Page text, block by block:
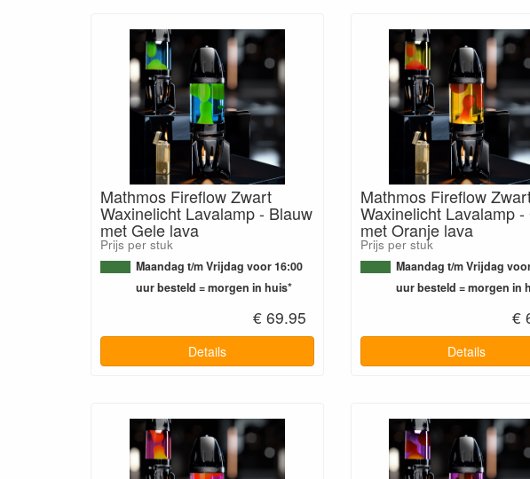
Mathmos Fireflow Zwart
Waxinelicht Lavalamp - Blauw
met Gele lava
Prijs per stuk
Maandag t/m Vrijdag voor 16:00
uur besteld = morgen in huis*
€ 69.95
Details
Mathmos Fireflow
Waxinelicht Lavalamp -
met Oranje lava
Prijs per stuk
Maandag t/m Vrijdag
uur besteld = morgen in
€
Details